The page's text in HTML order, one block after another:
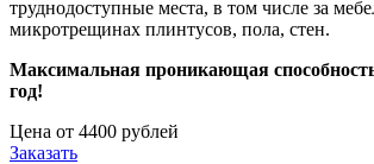
труднодоступные места, в том числе за
микротрещинах плинтусов, пола, стен.
Максимальная проникающая
год!
Цена от 4400 рублей
Заказать